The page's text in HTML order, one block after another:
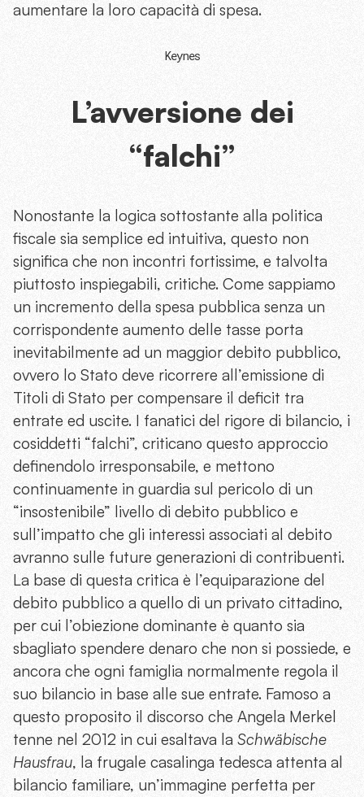
aumentare la loro capacità di spesa.
Keynes
L’avversione dei
“falchi”
Nonostante la logica sottostante alla politica
fiscale sia semplice ed intuitiva, questo non
significa che non incontri fortissime, e talvolta
piuttosto inspiegabili, critiche. Come sappiamo
un incremento della spesa pubblica senza un
corrispondente aumento delle tasse porta
inevitabilmente ad un maggior debito pubblico,
ovvero lo Stato deve ricorrere all’emissione di
Titoli di Stato per compensare il deficit tra
entrate ed uscite. I fanatici del rigore di bilancio, i
cosiddetti “falchi”, criticano questo approccio
definendolo irresponsabile, e mettono
continuamente in guardia sul pericolo di un
“insostenibile” livello di debito pubblico e
sull’impatto che gli interessi associati al debito
avranno sulle future generazioni di contribuenti.
La base di questa critica è l’equiparazione del
debito pubblico a quello di un privato cittadino,
per cui l’obiezione dominante è quanto sia
sbagliato spendere denaro che non si possiede, e
ancora che ogni famiglia normalmente regola il
suo bilancio in base alle sue entrate. Famoso a
questo proposito il discorso che Angela Merkel
tenne nel 2012 in cui esaltava la Schwäbische
Hausfrau, la frugale casalinga tedesca attenta al
bilancio familiare, un’immagine perfetta per